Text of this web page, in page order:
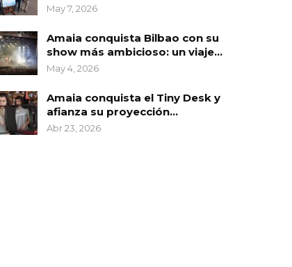
May 7, 2026
Amaia conquista Bilbao con su
show más ambicioso: un viaje…
May 4, 2026
Amaia conquista el Tiny Desk y
afianza su proyección…
Abr 23, 2026